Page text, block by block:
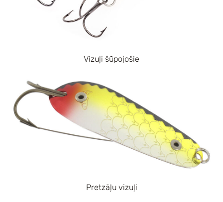
Vizuļi šūpojošie
Pretzāļu vizuļi